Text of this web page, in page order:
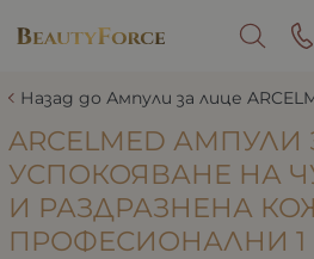
Назад до Ампули за лице
ARCELMED АМПУЛИ
УСПОКОЯВАНЕ НА
И РАЗДРАЗНЕНА
ПРОФЕСИОНАЛНИ 1